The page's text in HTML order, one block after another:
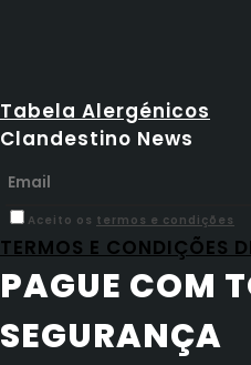
Tabela Alergénicos
Clandestino News
Aceito os termos e condições
TERMOS E CONDIÇÕES
PAGUE COM
SEGURANÇA